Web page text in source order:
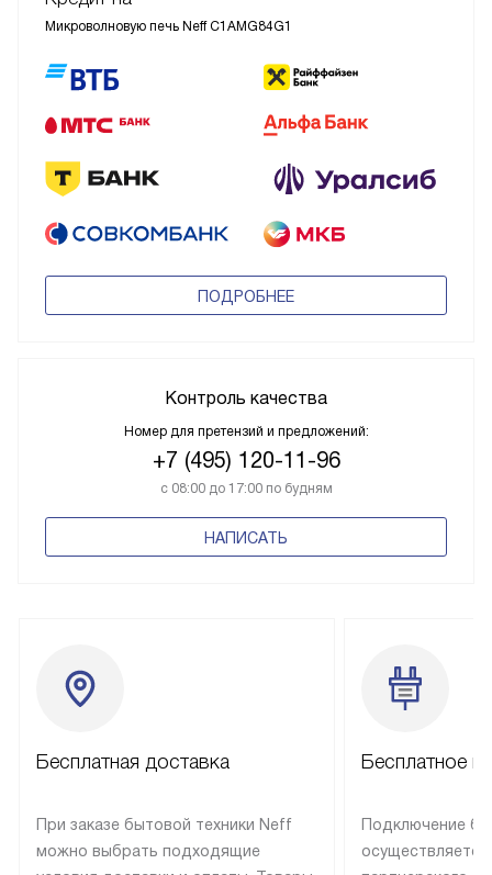
Микроволновую печь Neff C1AMG84G1
ПОДРОБНЕЕ
Контроль качества
Номер для претензий и предложений:
+7 (495) 120-11-96
с 08:00 до 17:00 по будням
НАПИСАТЬ
Бесплатная доставка
При заказе бытовой техники Neff
можно выбрать подходящие
Бесплатное
Подключение